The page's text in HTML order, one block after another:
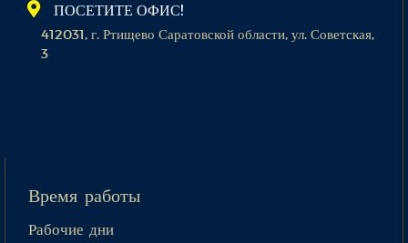
ПОСЕТИТЕ ОФИС!
412031, г. Ртищево Саратовской области, ул. Советская,
3
Время работы
Рабочие дни